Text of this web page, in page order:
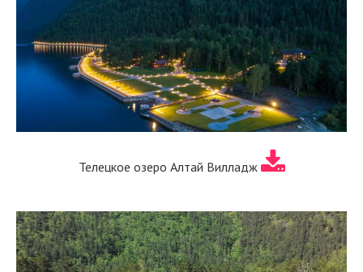
Телецкое озеро Алтай Вилладж